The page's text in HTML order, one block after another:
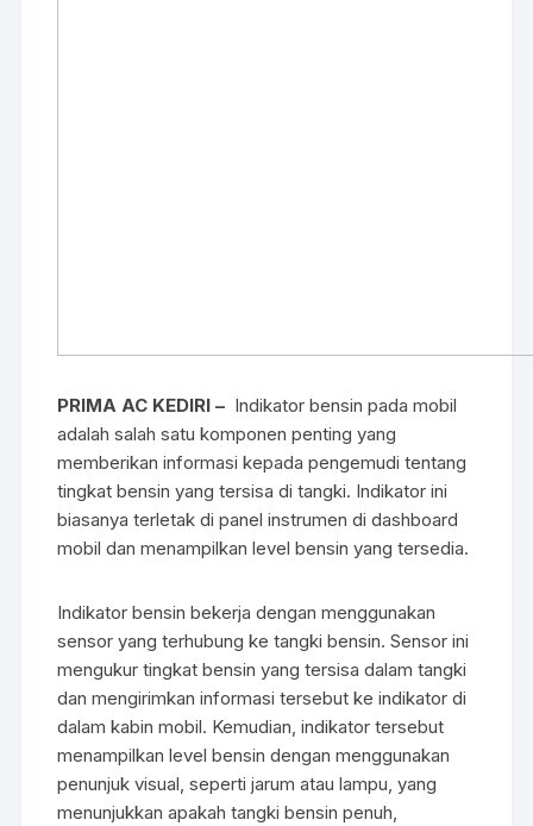
PRIMA AC KEDIRI – Indikator bensin pada mobil
adalah salah satu komponen penting yang
memberikan informasi kepada pengemudi tentang
tingkat bensin yang tersisa di tangki. Indikator ini
biasanya terletak di panel instrumen di dashboard
mobil dan menampilkan level bensin yang tersedia.
Indikator bensin bekerja dengan menggunakan
sensor yang terhubung ke tangki bensin. Sensor ini
mengukur tingkat bensin yang tersisa dalam tangki
dan mengirimkan informasi tersebut ke indikator di
dalam kabin mobil. Kemudian, indikator tersebut
menampilkan level bensin dengan menggunakan
penunjuk visual, seperti jarum atau lampu, yang
menunjukkan apakah tangki bensin penuh,